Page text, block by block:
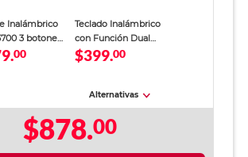
Inalámbrico
3 botones
00
Teclado Inalámbrico
con Función Dual
RadioShack Negro
$399.00
Alternativas
$878.00